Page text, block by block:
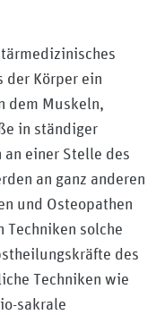
der Körper ein
dem Muskeln,
in ständiger
einer Stelle des
an ganz anderen
und Osteopathen
solche
des
Techniken wie
sakrale